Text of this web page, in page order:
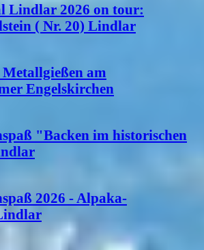
Lindlar 2026 on tour:
( Nr. 20) Lindlar
am
Engelskirchen
"Backen im historischen
2026 - Alpaka-